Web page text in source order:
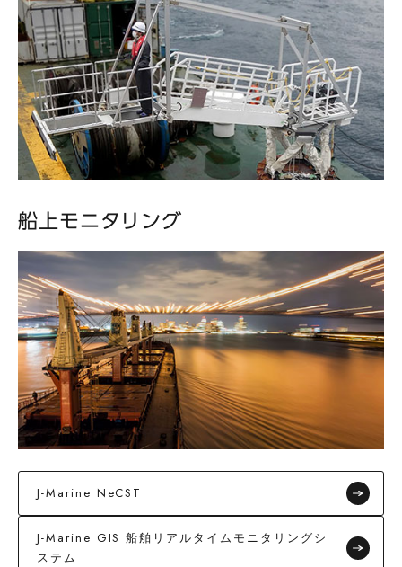
船上モニタリング
J-Marine NeCST
J-Marine GIS 船舶リアルタイムモニタリングシ
ステム